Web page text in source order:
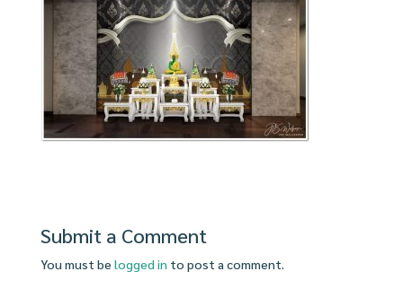
Submit a Comment
You must be logged in to post a comment.